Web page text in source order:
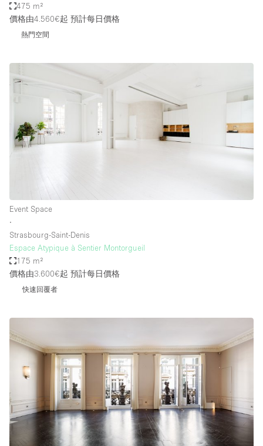
475 m²
價格由4.560€起 預計每日價格
熱門空間
Event Space
∙
Strasbourg-Saint-Denis
Espace Atypique à Sentier Montorgueil
175 m²
價格由3.600€起 預計每日價格
快速回覆者